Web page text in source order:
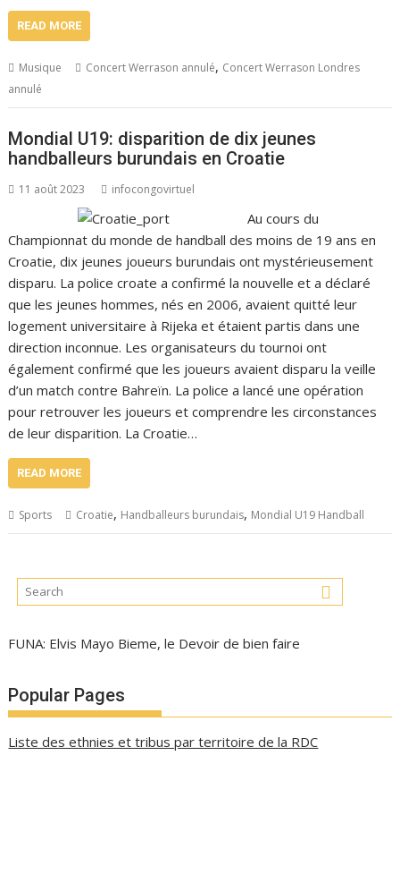
READ MORE
Musique Concert Werrason annulé, Concert Werrason Londres
annulé
Mondial U19: disparition de dix jeunes
handballeurs burundais en Croatie
11 août 2023 infocongovirtuel
Au cours du
Championnat du monde de handball des moins de 19 ans en
Croatie, dix jeunes joueurs burundais ont mystérieusement
disparu. La police croate a confirmé la nouvelle et a déclaré
que les jeunes hommes, nés en 2006, avaient quitté leur
logement universitaire à Rijeka et étaient partis dans une
direction inconnue. Les organisateurs du tournoi ont
également confirmé que les joueurs avaient disparu la veille
d’un match contre Bahreïn. La police a lancé une opération
pour retrouver les joueurs et comprendre les circonstances
de leur disparition. La Croatie…
READ MORE
Sports Croatie, Handballeurs burundais, Mondial U19 Handball
FUNA: Elvis Mayo Bieme, le Devoir de bien faire
Popular Pages
Liste des ethnies et tribus par territoire de la RDC